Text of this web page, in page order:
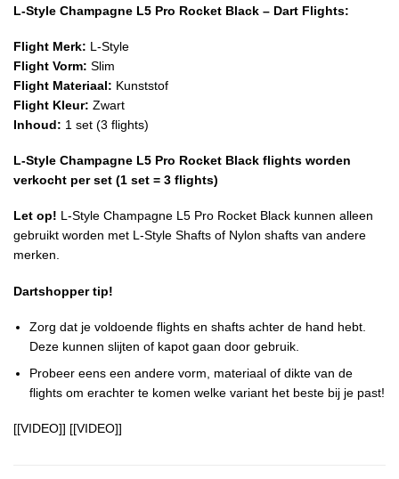
L-Style Champagne L5 Pro Rocket Black – Dart Flights:
Flight Merk: L-Style
Flight Vorm: Slim
Flight Materiaal: Kunststof
Flight Kleur: Zwart
Inhoud: 1 set (3 flights)
L-Style Champagne L5 Pro Rocket Black flights worden
verkocht per set (1 set = 3 flights)
Let op! L-Style Champagne L5 Pro Rocket Black kunnen alleen
gebruikt worden met L-Style Shafts of Nylon shafts van andere
merken.
Dartshopper tip!
Zorg dat je voldoende flights en shafts achter de hand hebt.
Deze kunnen slijten of kapot gaan door gebruik.
Probeer eens een andere vorm, materiaal of dikte van de
flights om erachter te komen welke variant het beste bij je past!
[[VIDEO]] [[VIDEO]]